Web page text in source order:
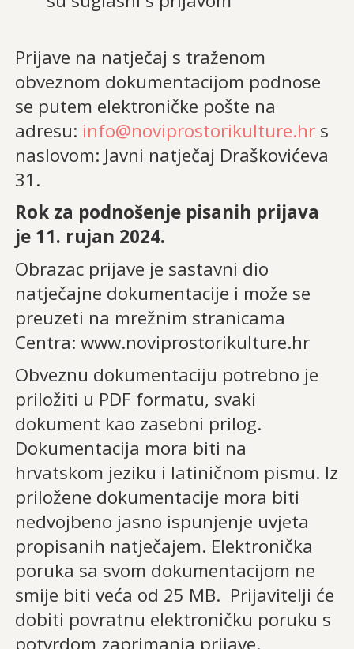
Prijave na natječaj s traženom
obveznom dokumentacijom podnose
se putem elektroničke pošte na
adresu: info@noviprostorikulture.hr s
naslovom: Javni natječaj Draškovićeva
31.
Rok za podnošenje pisanih prijava
je 11. rujan 2024.
Obrazac prijave je sastavni dio
natječajne dokumentacije i može se
preuzeti na mrežnim stranicama
Centra: www.noviprostorikulture.hr
Obveznu dokumentaciju potrebno je
priložiti u PDF formatu, svaki
dokument kao zasebni prilog.
Dokumentacija mora biti na
hrvatskom jeziku i latiničnom pismu. Iz
priložene dokumentacije mora biti
nedvojbeno jasno ispunjenje uvjeta
propisanih natječajem. Elektronička
poruka sa svom dokumentacijom ne
smije biti veća od 25 MB. Prijavitelji će
dobiti povratnu elektroničku poruku s
potvrdom zaprimanja prijave.